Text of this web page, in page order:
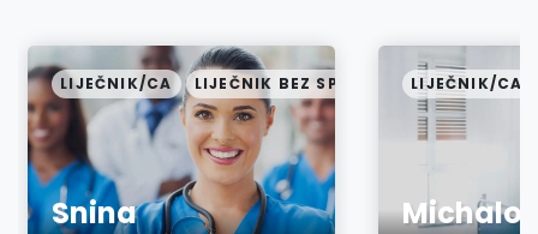
Snina
LIJEČNIK/CA LIJEČNIK BEZ SPECIJALIZACIJELIJEČNIK/CA